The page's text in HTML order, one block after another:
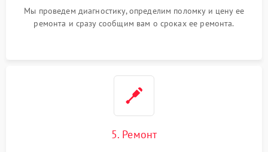
Мы проведем диагностику, определим поломку и цену ее
ремонта и сразу сообщим вам о сроках ее ремонта.
5. Ремонт